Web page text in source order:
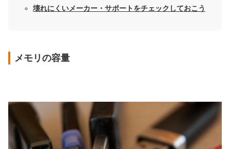
壊れにくいメーカー・サポートをチェックしておこう
メモリの容量